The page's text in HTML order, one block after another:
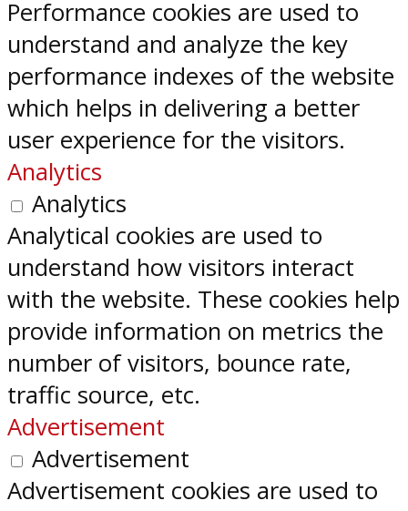
Performance cookies are used to
understand and analyze the key
performance indexes of the website
which helps in delivering a better
user experience for the visitors.
Analytics
Analytics
Analytical cookies are used to
understand how visitors interact
with the website. These cookies help
provide information on metrics the
number of visitors, bounce rate,
traffic source, etc.
Advertisement
Advertisement
Advertisement cookies are used to